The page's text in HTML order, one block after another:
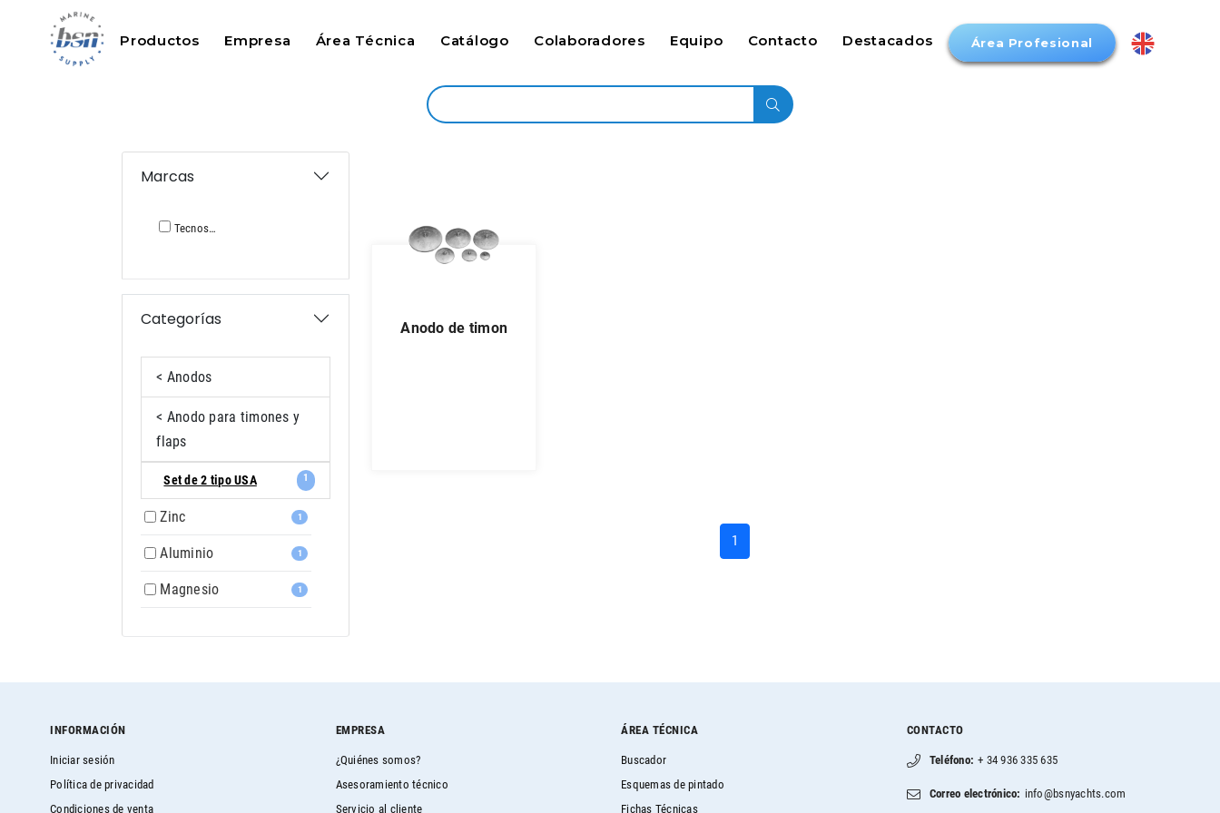
Productos Empresa Área Técnica Catálogo Colaboradores Equipo Contacto Destacados Área Profesional
Marcas
Tecnoseal
Categorías
< Anodos
< Anodo para timones y
flaps
Set de 2 tipo USA 1
Zinc 1
Aluminio 1
Magnesio 1
anodo de timon
1
INFORMACIÓN
Iniciar sesión
Política de privacidad
Condiciones de venta
EMPRESA
¿Quiénes somos?
Asesoramiento técnico
Servicio al cliente
ÁREA TÉCNICA
Buscador
Esquemas de pintado
Fichas Técnicas
CONTACTO
Teléfono: + 34 936 335 635
Correo electrónico: info@bsnyachts.com